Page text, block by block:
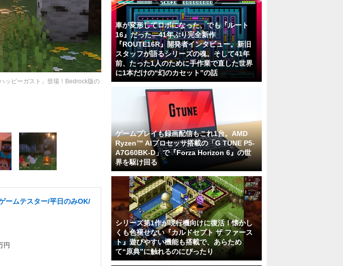
ッピーガスト」登場！Bedrock版の
ームテスター/平日のみOK/
円
車が変形してロボになった、でも『ルート
16』だった―41年ぶり完全新作
『ROUTE16R』開発者インタビュー。新旧
スタッフが語るシリーズの魂。そして41年
前、たった1人のために手作業で直した世界
に1本だけの“幻のカセット”の話
ゲームプレイも録画配信もこれ1台。AMD
Ryzen™ AIプロセッサ搭載の「G TUNE P5-
A7G60BK-D」で『Forza Horizon 6』の世
界を駆け回る
シリーズ第1作が現行機向けに復活！懐かし
くも色褪せない『カルドセプト ザ ファース
ト』遊びやすい機能も搭載で、あらため
て“原典”に触れるのにぴったり